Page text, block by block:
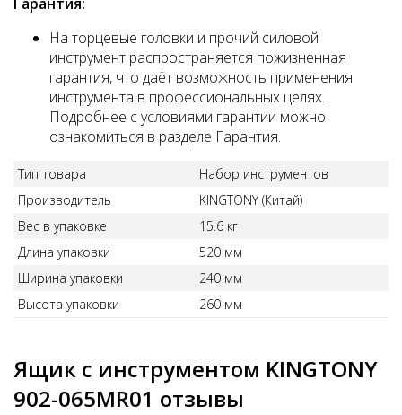
На торцевые головки и прочий силовой
инструмент распространяется пожизненная
гарантия, что даёт возможность применения
инструмента в профессиональных целях.
Подробнее с условиями гарантии можно
ознакомиться в разделе Гарантия.
Тип товара
Набор инструментов
Производитель
KINGTONY (Китай)
Вес в упаковке
15.6 кг
Длина упаковки
520 мм
Ширина упаковки
240 мм
Высота упаковки
260 мм
Ящик с инструментом KINGTONY
902-065MR01 отзывы